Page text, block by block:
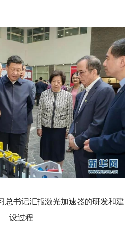
总书记汇报激光加速器的研发和建
设过程